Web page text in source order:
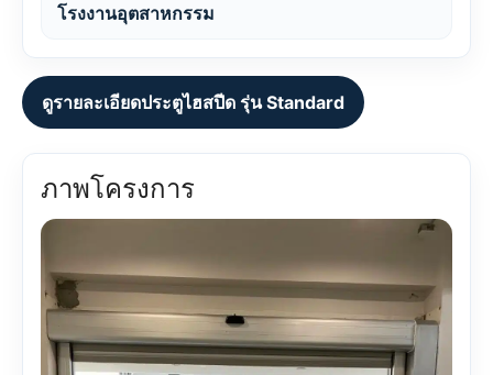
โรงงานอุตสาหกรรม
ดูรายละเอียดประตูไฮสปีด รุ่น Standard
ภาพโครงการ